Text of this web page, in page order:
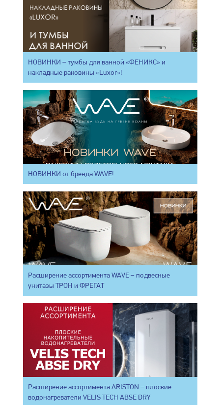
НОВИНКИ – тумбы для ванной «ФЕНИКС» и
накладные раковины «Luxor»!
НОВИНКИ от бренда WAVE!
Расширение ассортимента WAVE – подвесные
унитазы ТРОН и ФРЕГАТ
Расширение ассортимента ARISTON – плоские
водонагреватели VELIS TECH ABSE DRY